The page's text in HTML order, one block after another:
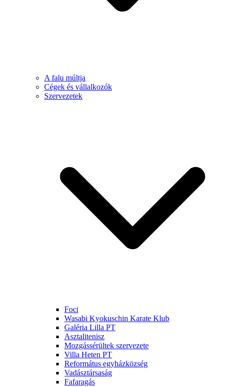
A falu múltja
Cégek és vállalkozók
Szervezetek
Foci
Wasabi Kyokuschin Karate Klub
Galéria Lilla PT
Asztalitenisz
Mozgássérültek szervezete
Villa Heten PT
Református egyházközség
Vadásztársaság
Fafaragás